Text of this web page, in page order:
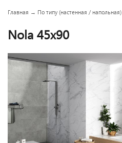
Главная → По типу (настенная / напольная)
Nola 45x90